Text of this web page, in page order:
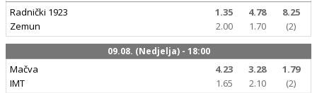
Radnički 1923
Zemun
1.35 4.78
8.25
2.00
1.70 (2)
09.08. (Nedjelja) - 18:00
Mačva
IMT
4.23 3.28
1.79
1.65
2.10
(2)